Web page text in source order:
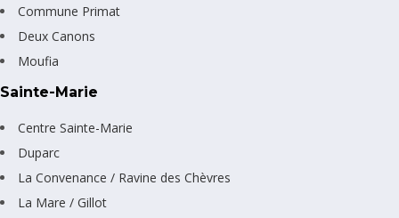
Commune Primat
Deux Canons
Moufia
Sainte-Marie
Centre Sainte-Marie
Duparc
La Convenance / Ravine des Chèvres
La Mare / Gillot